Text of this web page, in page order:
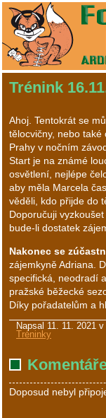
Trénink
Ahoj. Tentokrát se
tělocvičny, nebo
Prahy v nočním
Start je na známé
osvětlení, nejlépe
aby měla Marcela
věděli, kdo přijde do
Doporučuji
bude-li dostatek
Nakonec se
zájemkyně Adriana.
specifická, neodradí
pražské běžecké
Díky pořadatelům a
Napsal 11. 11. 2021
Tréninky
Doposud nebyl